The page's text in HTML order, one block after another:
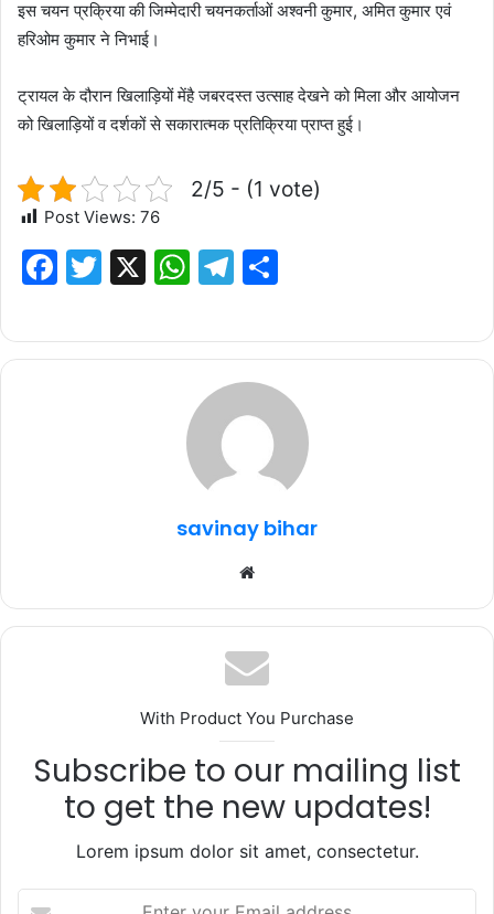
इस चयन प्रक्रिया की जिम्मेदारी चयनकर्ताओं अश्वनी कुमार, अमित कुमार एवं
हरिओम कुमार ने निभाई।
ट्रायल के दौरान खिलाड़ियों मेंहै जबरदस्त उत्साह देखने को मिला और आयोजन
को खिलाड़ियों व दर्शकों से सकारात्मक प्रतिक्रिया प्राप्त हुई।
2/5 - (1 vote)
Post Views: 76
F
c
e
T
it
te
X
W
at
s
A
p
T
e
g
ra
ar
e
savinay bihar
With Product You Purchase
Subscribe to our mailing list
to get the new updates!
Lorem ipsum dolor sit amet, consectetur.